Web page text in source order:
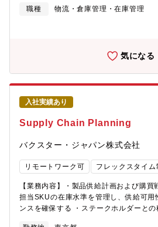
への展開をリードするなど、サトーグル
う中核人財としての活躍を期待してい
学反応を起こし、人と人との相互作用や
社の魅力】・サトーグループは、バーコ
ギング」を事業ドメインに、社内外の商
ェア・技術などを組み合わせて最適な
客さまに提供しています。・同社製品は
ことも多く、やりがいを感じられるポイ
「つなげる力」でサポート。サプライチ
を通して生産性の向上、廃棄物の削減、
た社会課題の解決に寄与しています。
売の状況を確認し、数字を元にしたロジ
ます。【仕事内容】■自身も担当製品カ
び実行を担います。■工場や各部署との
把握し、在庫状況と鑑みて営業部門及び
す。【本ポジションの魅力】経営層との
向けた全社横断的な業務に取り組むでき
の急成長に伴い、部署メンバーも増えて
若手層を融合しつつ、全社を新しいステ
ェーズなので、難易度は高いですが、部
を楽しむことができるやりがいの大きな
徴】～「大切なひとに、飲ませたいもの
に、お客様の暮らしに寄り添う事業を推
ペットボトル飲料メーカーです。イオン
マーケットのプライベートブランドを担
ネスモデルで高品質、低価格を実現し、
造では業界トップシェアを誇ります。業
東証スタンダード市場へ上場、23年6月
職種
物流・倉庫管理・在庫管理
気になる
入社実績あり
Supply Chain Planning
バクスター・ジャパン株式会社
リモートワーク可 フレックスタイム
【業務内容】・製品供給計画および購買
担当SKUの在庫水準を管理し、供給可用
ンスを確保する ・ステークホルダーとの積極的なコミュニケーシ